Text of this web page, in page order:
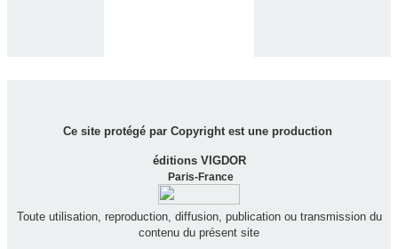
Ce site protégé par Copyright est une production
éditions VIGDOR
Paris-France
Toute utilisation, reproduction, diffusion, publication ou transmission du
contenu du présent site